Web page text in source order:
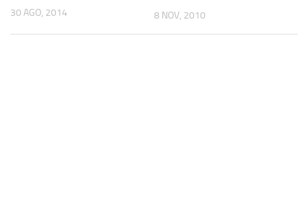
30 AGO, 2014 8 NOV, 2010